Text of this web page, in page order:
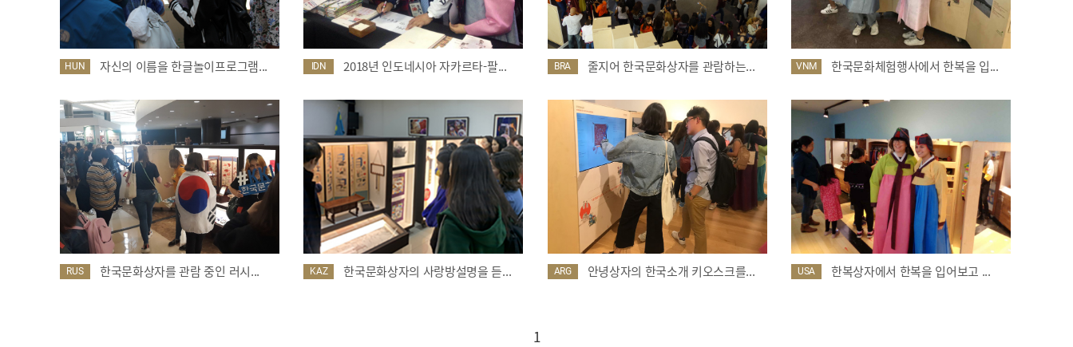
HUN 자신의 이름을 한글놀이프로그램... IDN 2018년 인도네시아 자카르타-팔... BRA 줄지어 한국문화상자를 관람하는... VNM 한국문화체험행사에서 한복을 입...
RUS 한국문화상자를 관람 중인 러시... KAZ 한국문화상자의 사랑방설명을 듣... ARG 안녕상자의 한국소개 키오스크를... USA 한복상자에서 한복을 입어보고 ...
1